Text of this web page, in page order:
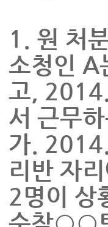
1. 원 처
소청인
고,
서 근무
가.
리반 자
2명이 상